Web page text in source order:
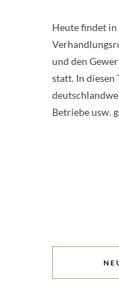
Heute findet
und den
statt. In diesen
Betriebe usw.